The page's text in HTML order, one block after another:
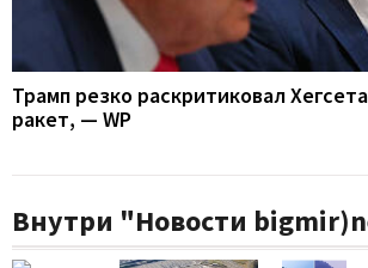
Трамп резко раскритиковал
ракет, — WP
Внутри "Новости